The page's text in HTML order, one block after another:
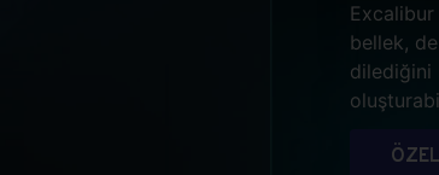
Excalibur
bellek,
dilediğini